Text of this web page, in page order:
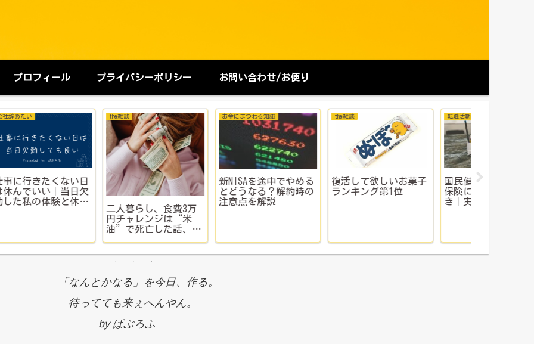
プロフィール プライバシーポリシー お問い合わせ/お便り
【全年齢対応】女性向
けのかわいいギフトは
TANPがおすすめ
転職活動
40代、ハローワークに
行ってみる
会社辞めたい
退職の決断は正しかっ
た？ブラック企業から
の解放と今後の展望
お金にまつわる知識
ふるさと納税を詳しく
解説するよ！
プロフィー
「なんとかなる」を今日、作る。
待ってても来ぇへんやん。
by ぱぶろふ